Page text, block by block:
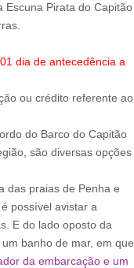
Escuna Pirata do Capitão
dia de antecedência a
ou crédito referente ao
do Barco do Capitão
são diversas opções
das praias de Penha e
possível avistar a
E do lado oposto da
banho de mar, em que
da embarcação e um